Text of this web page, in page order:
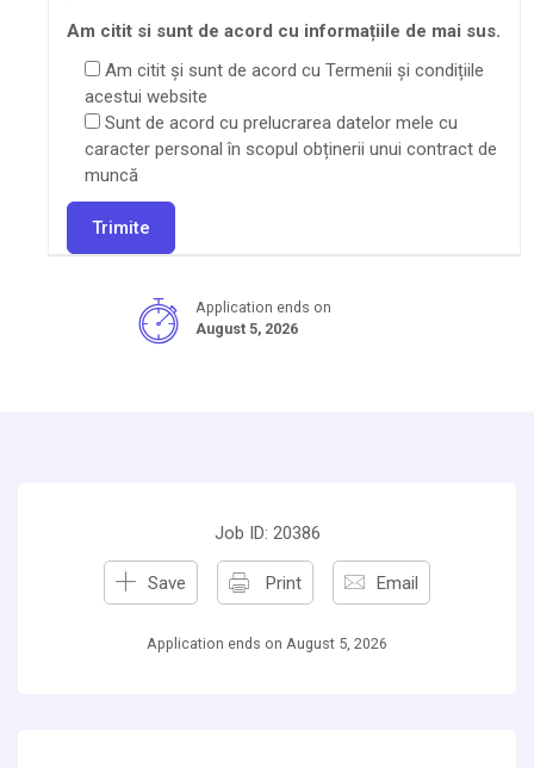
Am citit si sunt de acord cu informațiile de mai sus.
Am citit și sunt de acord cu Termenii și condițiile
acestui website
Sunt de acord cu prelucrarea datelor mele cu
caracter personal în scopul obținerii unui contract de
muncă
Application ends on
August 5, 2026
Job ID: 20386
Save Print Email
Application ends on August 5, 2026